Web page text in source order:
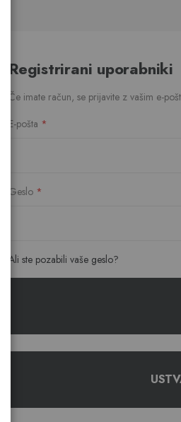
Registrirani uporabniki
Če imate račun, se prijavite z vašim e-
E-pošta
Geslo
Ali ste pozabili vaše geslo?